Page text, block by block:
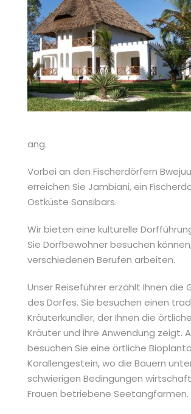
ang.
Vorbei an den Fischerdörfern
erreichen Sie Jambiani, ein
Ostküste Sansibars.
Wir bieten eine kulturelle
Sie Dorfbewohner besuchen
verschiedenen Berufen arbeiten.
Unser Reiseführer erzählt Ihnen die
des Dorfes. Sie besuchen einen
Kräuterkundler, der Ihnen die
Kräuter und ihre Anwendung zeigt.
besuchen Sie eine örtliche
Korallengestein, wo die Bauern
schwierigen Bedingungen
Frauen betriebene Seetangfarmen.